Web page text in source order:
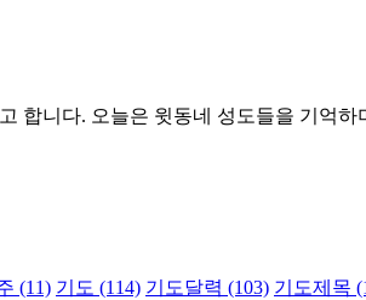
합니다. 오늘은 윗동네 성도들을 기억
(11) 기도 (114) 기도달력 (103) 기도제목